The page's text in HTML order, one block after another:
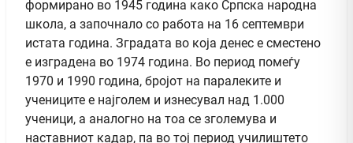
формирано во 1945 година како Српска народна
школа, а започнало со работа на 16 септември
истата година. Зградата во која денес е сместено
е изградена во 1974 година. Во период помеѓу
1970 и 1990 година, бројот на паралеките и
учениците е најголем и изнесувал над 1.000
ученици, а аналогно на тоа се зголемува и
наставниот кадар, па во тој период училиштето